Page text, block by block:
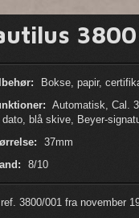
Bokse, papir,
Automatisk, Cal.
dato, blå skive, Beyer-
37mm
8/10
3800/001 fra november